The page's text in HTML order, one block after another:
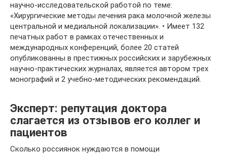
научно-исследовательской работой по теме:
«Хирургические методы лечения рака молочной железы
центральной и медиальной локализации». • Имеет 132
печатных работ в рамках отечественных и
международных конференций, более 20 статей
опубликованны в престижных российских и зарубежных
научно-практических журналах, является автором трех
монографий и 2 учебно-методических рекомендаций.
Эксперт: репутация доктора
слагается из отзывов его коллег и
пациентов
Сколько россиянок нуждаются в помощи